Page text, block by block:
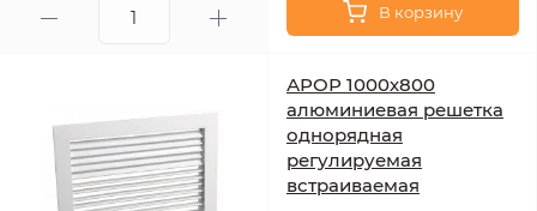
В корзину
АРОР 1000х800
алюминиевая решетка
однорядная
регулируемая
встраиваемая